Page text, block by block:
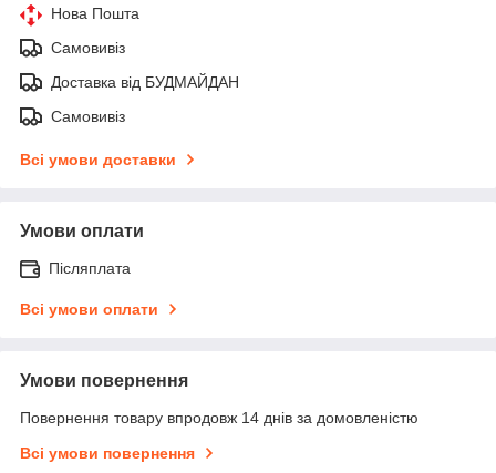
Нова Пошта
Самовивіз
Доставка від БУДМАЙДАН
Самовивіз
Всі умови доставки
Умови оплати
Післяплата
Всі умови оплати
Умови повернення
Повернення товару впродовж 14 днів за домовленістю
Всі умови повернення